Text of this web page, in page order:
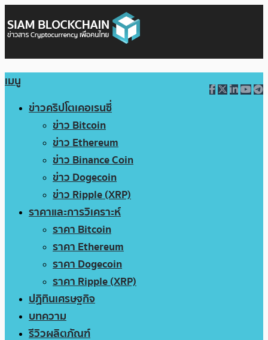
เมนู
ข่าวคริปโตเคอเรนซี่
ข่าว Bitcoin
ข่าว Ethereum
ข่าว Binance Coin
ข่าว Dogecoin
ข่าว Ripple (XRP)
ราคาและการวิเคราะห์
ราคา Bitcoin
ราคา Ethereum
ราคา Dogecoin
ราคา Ripple (XRP)
ปฏิทินเศรษฐกิจ
บทความ
รีวิวผลิตภัณฑ์